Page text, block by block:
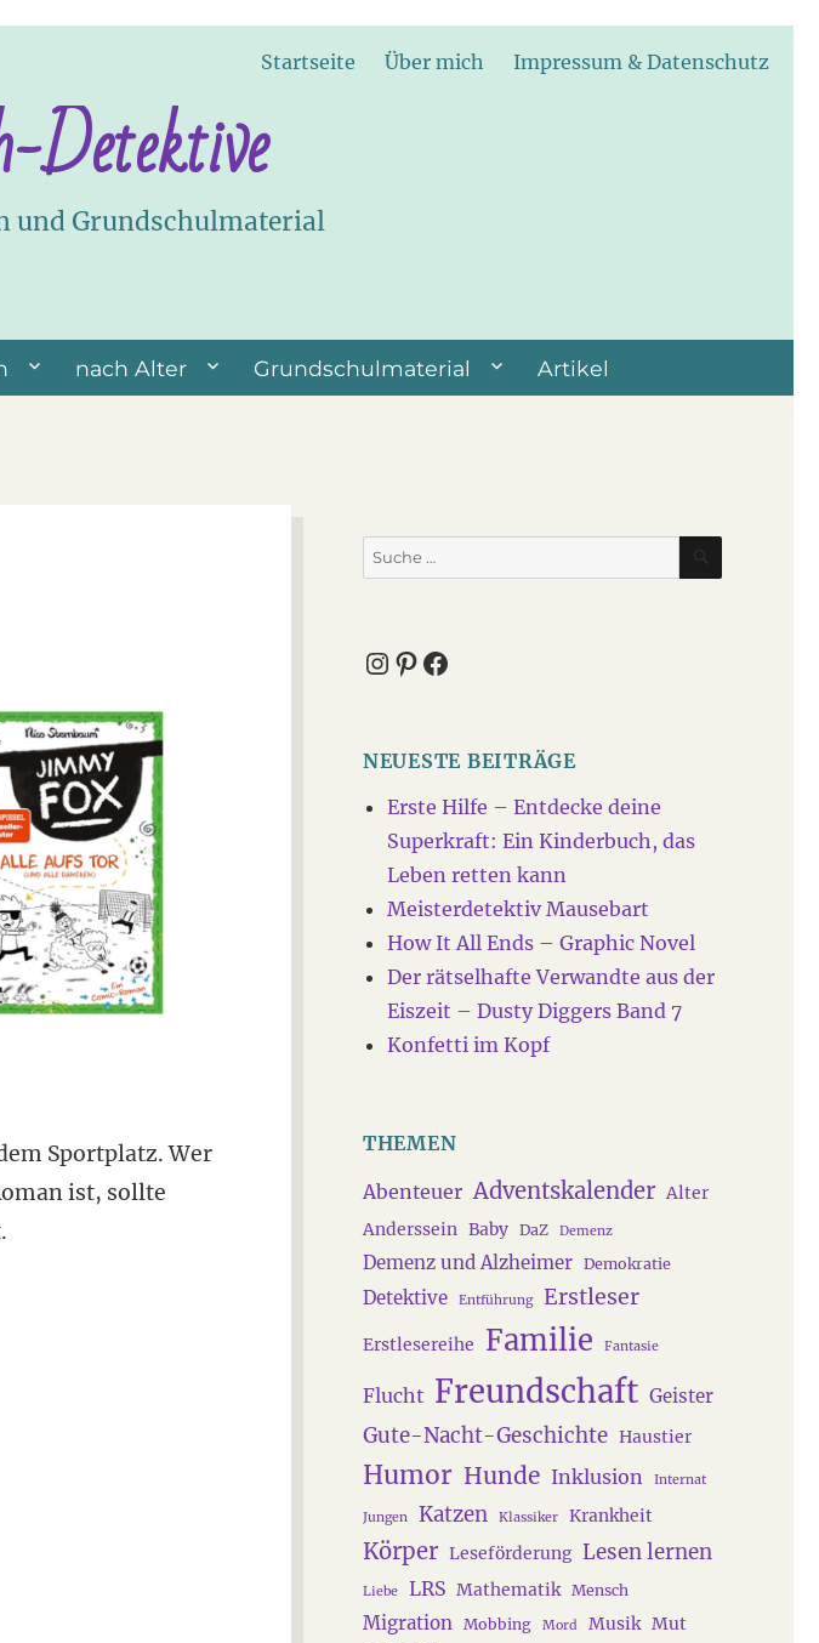
Startseite Über mich Impressum & Datenschutz
Detektive
und Grundschulmaterial
nach Alter Grundschulmaterial Artikel
Sportplatz. Wer
ist, sollte
Suche
nach:
SUCHEN
Instagram
Pinterest
Facebook
NEUESTE BEITRÄGE
Erste Hilfe – Entdecke deine
Superkraft: Ein Kinderbuch, das
Leben retten kann
Meisterdetektiv Mausebart
How It All Ends – Graphic Novel
Der rätselhafte Verwandte aus der
Eiszeit – Dusty Diggers Band 7
Konfetti im Kopf
THEMEN
Abenteuer Adventskalender Alter
Anderssein Baby DaZ Demenz
Demenz und Alzheimer Demokratie
Detektive Entführung Erstleser
Erstlesereihe Familie Fantasie
Flucht Freundschaft Geister
Gute-Nacht-Geschichte Haustier
Humor Hunde Inklusion Internat
Jungen Katzen Klassiker Krankheit
Körper Leseförderung Lesen lernen
Liebe LRS Mathematik Mensch
Migration Mobbing Mord Musik Mut